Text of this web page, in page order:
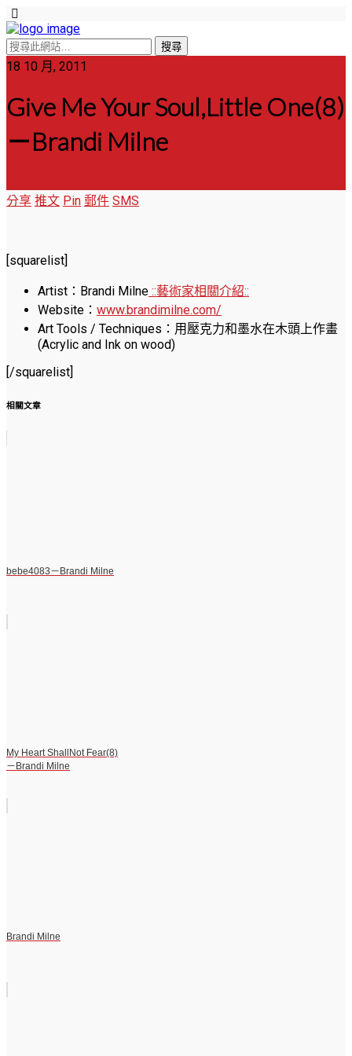
18 10 月, 2011
Give Me Your Soul,Little One(8)
－Brandi Milne
分享 推文 Pin 郵件 SMS
[squarelist]
Artist：Brandi Milne ::藝術家相關介紹::
Website： www.brandimilne.com/
Art Tools / Techniques：用壓克力和墨水在木頭上作畫
(Acrylic and Ink on wood)
[/squarelist]
相關文章
bebe4083－Brandi Milne
My Heart ShallNot Fear(8)
－Brandi Milne
Brandi Milne